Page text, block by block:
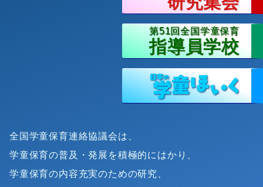
第51回全国学童保育
指導員学校
全国学童保育連絡協議会は、
学童保育の普及・発展を積極的にはかり、
学童保育の内容充実のための研究、